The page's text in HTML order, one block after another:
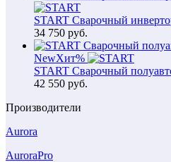
START Сварочный
34 750 руб.
NewХит%
START Сварочный
42 550 руб.
Производители
Aurora
AuroraPro